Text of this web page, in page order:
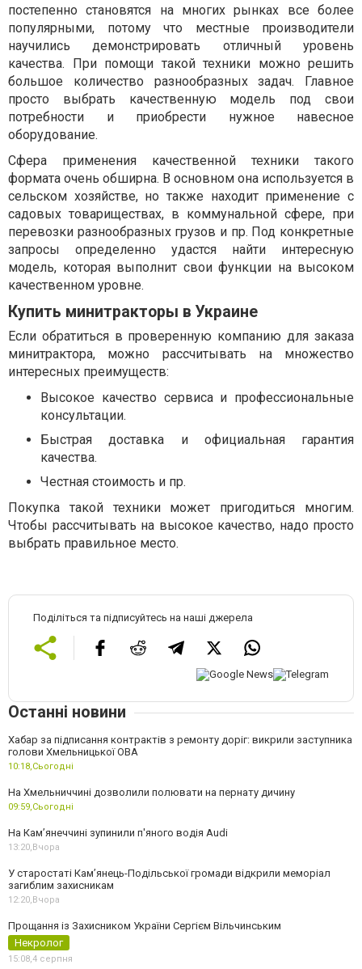
постепенно становятся на многих рынках все более
популярными, потому что местные производители
научились демонстрировать отличный уровень
качества. При помощи такой техники можно решить
большое количество разнообразных задач. Главное
просто выбрать качественную модель под свои
потребности и приобрести нужное навесное
оборудование.
Сфера применения качественной техники такого
формата очень обширна. В основном она используется в
сельском хозяйстве, но также находит применение с
садовых товариществах, в коммунальной сфере, при
перевозки разнообразных грузов и пр. Под конкретные
запросы определенно удастся найти интересную
модель, которая выполнит свои функции на высоком
качественном уровне.
Купить минитракторы в Украине
Если обратиться в проверенную компанию для заказа
минитрактора, можно рассчитывать на множество
интересных преимуществ:
Высокое качество сервиса и профессиональные
консультации.
Быстрая доставка и официальная гарантия
качества.
Честная стоимость и пр.
Покупка такой техники может пригодиться многим.
Чтобы рассчитывать на высокое качество, надо просто
выбрать правильное место.
Поділіться та підписуйтесь на наші джерела
Останні новини
Хабар за підписання контрактів з ремонту доріг: викрили заступника
голови Хмельницької ОВА
10:18,Сьогодні
На Хмельниччині дозволили полювати на пернату дичину
09:59,Сьогодні
На Камʼянеччині зупинили п'яного водія Audi
13:20, Вчора
У старостаті Кам’янець-Подільської громади відкрили меморіал
загиблим захисникам
12:20, Вчора
Прощання із Захисником України Сергієм Вільчинським
Некролог
15:08,4 серпня